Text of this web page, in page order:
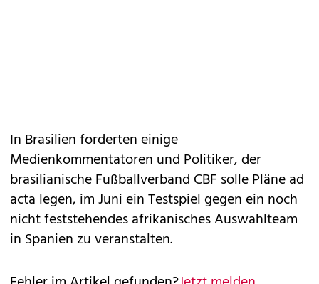
In Brasilien forderten einige
Medienkommentatoren und Politiker, der
brasilianische Fußballverband CBF solle Pläne ad
acta legen, im Juni ein Testspiel gegen ein noch
nicht feststehendes afrikanisches Auswahlteam
in Spanien zu veranstalten.